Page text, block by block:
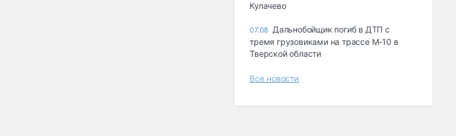
Кулачево
07.08 Дальнобойщик погиб в ДТП с
тремя грузовиками на трассе М-10 в
Тверской области
Все новости